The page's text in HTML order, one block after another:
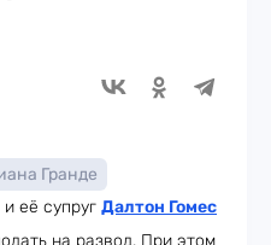
Гранде
её супруг Далтон Гомес
на развод. При этом